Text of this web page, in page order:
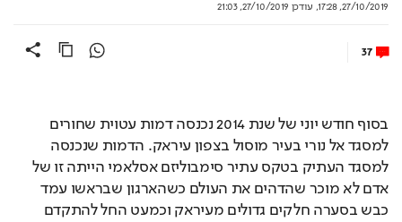
27/10/2019, 17:28
,עודכן27/10/2019, 21:03
37
בסוף חודש יוני של שנת 2014 נכנסה דמות עטוית שחורים
למסגד אל נורי בעיר מוסול בצפון עיראק. הדמות שנכנסה
למסגד העתיק בטקס עתיר סימבוליזם אסלאמי הייתה זו של
אדם לא מוכר שהדהים את העולם כשהארגון שבראשו עמד
כבש בסערה חלקים גדולים מעיראק וכמעט החל להתקדם